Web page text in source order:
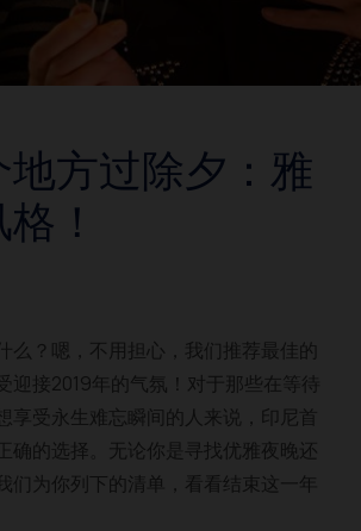
方过除夕：雅
！
么？嗯，不用担心，我们推荐最佳的
迎接2019年的气氛！对于那些在等待
享受永生难忘瞬间的人来说，印尼首
确的选择。无论你是寻找优雅夜晚还
们为你列下的清单，看看结束这一年